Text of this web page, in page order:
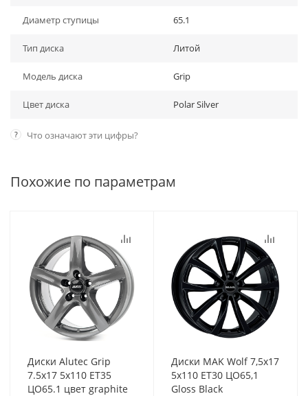
Диаметр ступицы 65.1
Тип диска Литой
Модель диска Grip
Цвет диска Polar Silver
? Что означают эти цифры?
Похожие по параметрам
Диски Alutec Grip
7.5x17 5x110 ET35
ЦО65.1 цвет graphite
Диски MAK Wolf 7,5x17
5x110 ET30 ЦО65,1
Gloss Black